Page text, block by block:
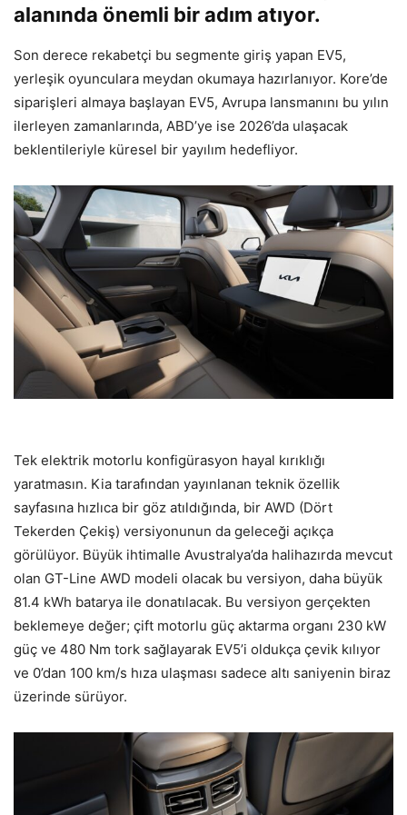
alanında önemli bir adım atıyor.
Son derece rekabetçi bu segmente giriş yapan EV5,
yerleşik oyunculara meydan okumaya hazırlanıyor. Kore’de
siparişleri almaya başlayan EV5, Avrupa lansmanını bu yılın
ilerleyen zamanlarında, ABD’ye ise 2026’da ulaşacak
beklentileriyle küresel bir yayılım hedefliyor.
Tek elektrik motorlu konfigürasyon hayal kırıklığı
yaratmasın. Kia tarafından yayınlanan teknik özellik
sayfasına hızlıca bir göz atıldığında, bir AWD (Dört
Tekerden Çekiş) versiyonunun da geleceği açıkça
görülüyor. Büyük ihtimalle Avustralya’da halihazırda mevcut
olan GT-Line AWD modeli olacak bu versiyon, daha büyük
81.4 kWh batarya ile donatılacak. Bu versiyon gerçekten
beklemeye değer; çift motorlu güç aktarma organı 230 kW
güç ve 480 Nm tork sağlayarak EV5’i oldukça çevik kılıyor
ve 0’dan 100 km/s hıza ulaşması sadece altı saniyenin biraz
üzerinde sürüyor.